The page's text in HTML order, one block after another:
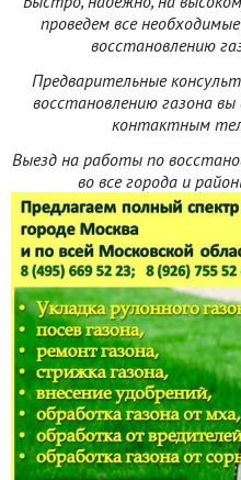
проведем все
восстановлению
Предварительные
восстановлению газона
контактным
Выезд на работы по
во все города и